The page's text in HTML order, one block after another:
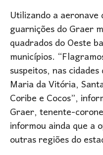
Utilizando a
guarnições do Graer
quadrados do Oeste
municípios.
suspeitos, nas
Maria da Vitória,
Coribe e Cocos”,
Graer, tenente-
informou ainda que a
outras regiões do